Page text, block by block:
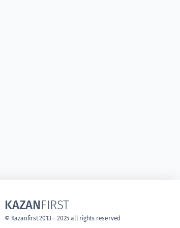
KAZANFIRST
© Kazanfirst 2013 – 2025 all rights reserved